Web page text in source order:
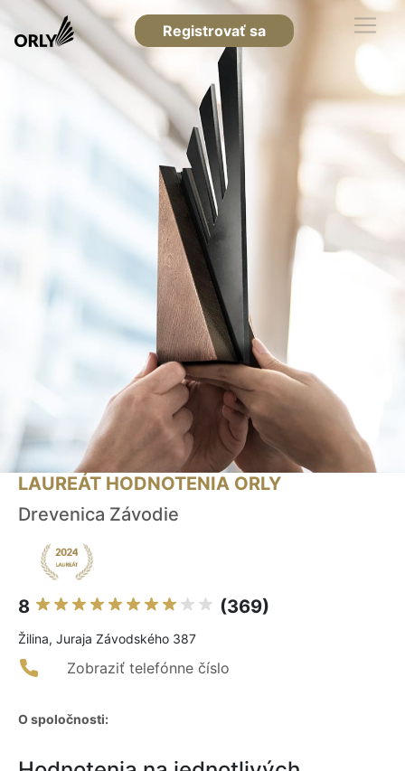
Registrovať sa
LAUREÁT HODNOTENIA ORLY
Drevenica Závodie
8 (369)
Žilina, Juraja Závodského 387
Zobraziť telefónne číslo
O spoločnosti: